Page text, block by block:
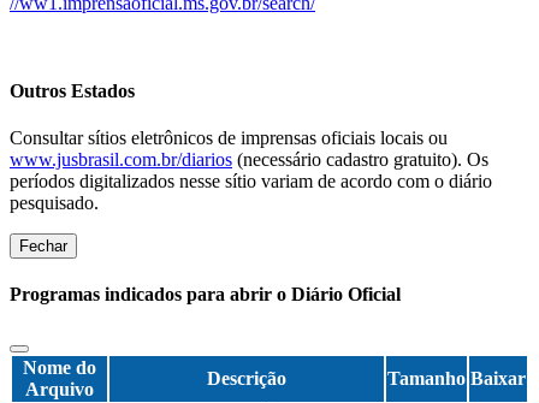
Outros Estados
Consultar sítios eletrônicos de imprensas oficiais locais ou
www.jusbrasil.com.br/diarios (necessário cadastro gratuito). Os
períodos digitalizados nesse sítio variam de acordo com o diário
pesquisado.
Fechar
Programas indicados para abrir o Diário Oficial
Nome do
Arquivo
Descrição Tamanho Baixar